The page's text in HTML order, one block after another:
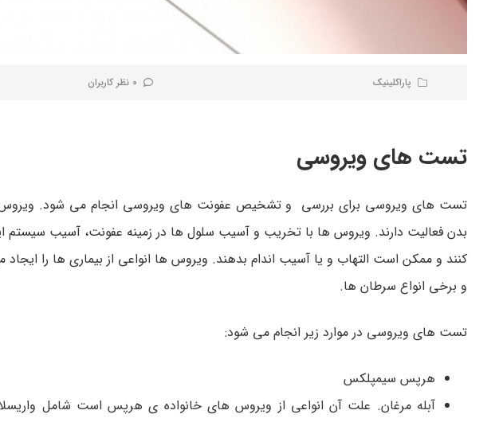
پاراکلینیک 0 نظر کاربران
تست های ویروسی
تست های ویروسی برای بررسی و تشخیص عفونت های ویروسی انجام می شود. ویروس
کنند و ممکن است التهاب و یا آسیب اندام بدهند. ویروس ها انواعی از بیماری ها را
و برخی انواع سرطان ها.
تست های ویروسی در موارد زیر انجام می شود:
هرپس سیمپلکس